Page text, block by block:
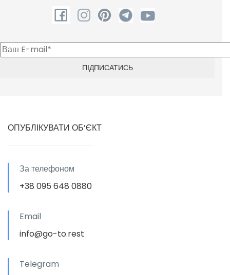
ОПУБЛІКУВАТИ ОБ’ЄКТ
За телефоном
+38 095 648 0880
Email
info@go-to.rest
Telegram